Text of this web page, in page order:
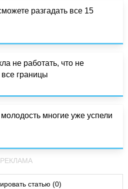
разгадать все 15
не работать, что не
границы
многие уже успели
РЕКЛАМА
статью (0)